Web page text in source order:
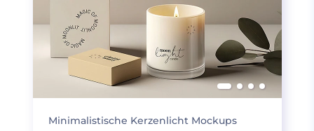
Minimalistische Kerzenlicht Mockups